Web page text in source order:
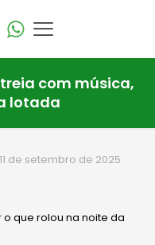
com música,
lotada
11 de setembro de 2025
que rolou na noite da